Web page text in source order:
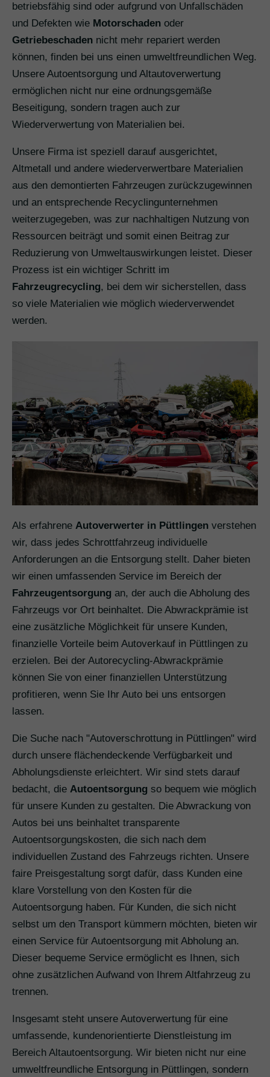
betriebsfähig sind oder aufgrund von Unfallschäden
und Defekten wie Motorschaden oder
Getriebeschaden nicht mehr repariert werden
können, finden bei uns einen umweltfreundlichen Weg.
Unsere Autoentsorgung und Altautoverwertung
ermöglichen nicht nur eine ordnungsgemäße
Beseitigung, sondern tragen auch zur
Wiederverwertung von Materialien bei.
Unsere Firma ist speziell darauf ausgerichtet,
Altmetall und andere wiederverwertbare Materialien
aus den demontierten Fahrzeugen zurückzugewinnen
und an entsprechende Recyclingunternehmen
weiterzugegeben, was zur nachhaltigen Nutzung von
Ressourcen beiträgt und somit einen Beitrag zur
Reduzierung von Umweltauswirkungen leistet. Dieser
Prozess ist ein wichtiger Schritt im
Fahrzeugrecycling, bei dem wir sicherstellen, dass
so viele Materialien wie möglich wiederverwendet
werden.
Als erfahrene Autoverwerter in Püttlingen verstehen
wir, dass jedes Schrottfahrzeug individuelle
Anforderungen an die Entsorgung stellt. Daher bieten
wir einen umfassenden Service im Bereich der
Fahrzeugentsorgung an, der auch die Abholung des
Fahrzeugs vor Ort beinhaltet. Die Abwrackprämie ist
eine zusätzliche Möglichkeit für unsere Kunden,
finanzielle Vorteile beim Autoverkauf in Püttlingen zu
erzielen. Bei der Autorecycling-Abwrackprämie
können Sie von einer finanziellen Unterstützung
profitieren, wenn Sie Ihr Auto bei uns entsorgen
lassen.
Die Suche nach "Autoverschrottung in Püttlingen" wird
durch unsere flächendeckende Verfügbarkeit und
Abholungsdienste erleichtert. Wir sind stets darauf
bedacht, die Autoentsorgung so bequem wie möglich
für unsere Kunden zu gestalten. Die Abwrackung von
Autos bei uns beinhaltet transparente
Autoentsorgungskosten, die sich nach dem
individuellen Zustand des Fahrzeugs richten. Unsere
faire Preisgestaltung sorgt dafür, dass Kunden eine
klare Vorstellung von den Kosten für die
Autoentsorgung haben. Für Kunden, die sich nicht
selbst um den Transport kümmern möchten, bieten wir
einen Service für Autoentsorgung mit Abholung an.
Dieser bequeme Service ermöglicht es Ihnen, sich
ohne zusätzlichen Aufwand von Ihrem Altfahrzeug zu
trennen.
Insgesamt steht unsere Autoverwertung für eine
umfassende, kundenorientierte Dienstleistung im
Bereich Altautoentsorgung. Wir bieten nicht nur eine
umweltfreundliche Entsorgung in Püttlingen, sondern